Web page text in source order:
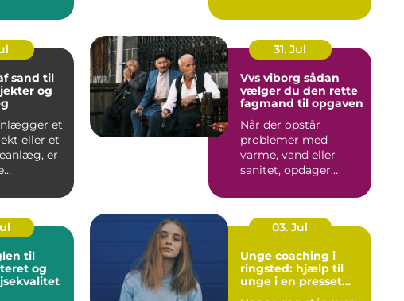
et fr...
offentlige
institutione...
sand til
og
et
eller et
er
31. Jul
Vvs viborg sådan
vælger du den rette
fagmand til opgaven
Når der opstår
problemer med
varme, vand eller
sanitet, opdager
afhængige vi er af...
og
03. Jul
Unge coaching i
ringsted: hjælp til
unge i en presset